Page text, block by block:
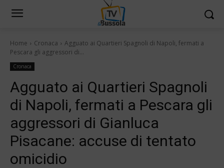
Home Cronaca
Agguato ai Quartieri Spagnoli di Napoli, fermati a
Pescara gli aggressori di...
Cronaca
Agguato ai Quartieri Spagnoli
di Napoli, fermati a Pescara gli
aggressori di Gianluca
Pisacane: accuse di tentato
omicidio